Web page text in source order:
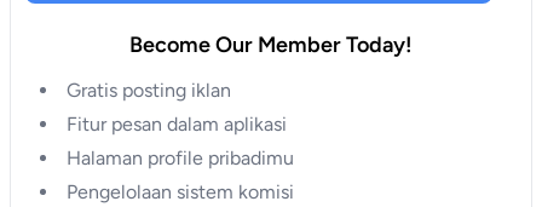
Become Our Member Today!
Gratis posting iklan
Fitur pesan dalam aplikasi
Halaman profile pribadimu
Pengelolaan sistem komisi